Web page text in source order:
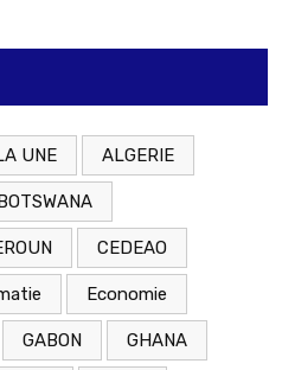
UNE ALGERIE
CEDEAO
Economie
GABON GHANA